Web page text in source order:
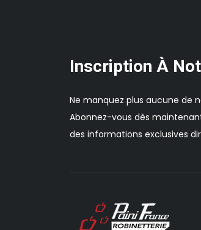
Inscription À
Ne manquez plus aucune de
Abonnez-vous dès
des informations exclusives